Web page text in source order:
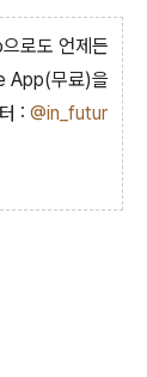
로도 언제든
App(무료)을
: @in_futur